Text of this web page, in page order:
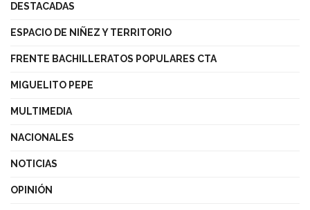
DESTACADAS
ESPACIO DE NIÑEZ Y TERRITORIO
FRENTE BACHILLERATOS POPULARES CTA
MIGUELITO PEPE
MULTIMEDIA
NACIONALES
NOTICIAS
OPINIÓN